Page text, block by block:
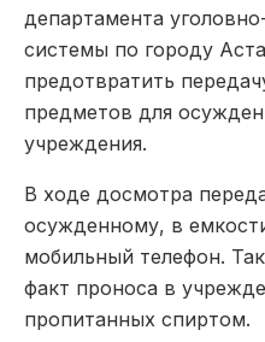
департамента
системы по городу
предотвратить
предметов для
учреждения.
В ходе досмотра
осужденному, в
мобильный телефон.
факт проноса в
пропитанных спиртом.